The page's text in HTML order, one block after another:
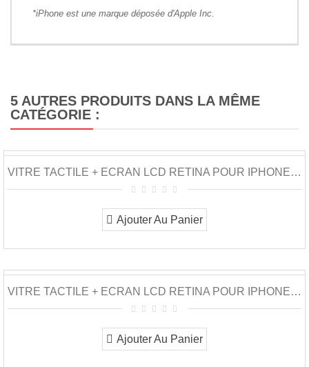
*iPhone est une marque déposée d'Apple Inc.
5 AUTRES PRODUITS DANS LA MÊME
CATÉGORIE :
VITRE TACTILE + ECRAN LCD RETINA POUR IPHONE 5...
Ajouter Au Panier
VITRE TACTILE + ECRAN LCD RETINA POUR IPHONE 5...
Ajouter Au Panier